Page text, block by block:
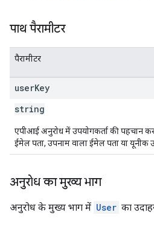
पाथ पैरामीटर
पैरामीटर
userKey
string
एपीआई अनुरोध में उपयोगकर्ता की पहचान
ईमेल पता, उपनाम वाला ईमेल पता या यूनीक
अनुरोध का मुख्य भाग
अनुरोध के मुख्य भाग में User का